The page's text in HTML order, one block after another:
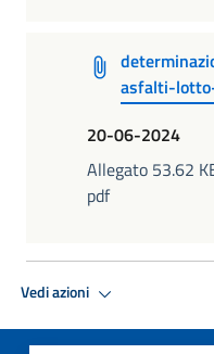
asfalti-
20-06-2024
Allegato 53.62
pdf
Vedi azioni